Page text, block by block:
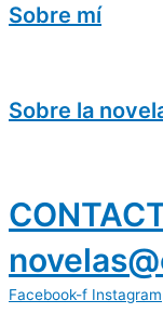
Sobre mí
Sobre la
Facebook-f Instagram